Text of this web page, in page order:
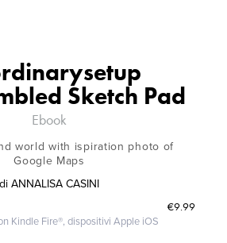
Sketch Pad
Ebook
world with ispiration photo of
Google Maps
di ANNALISA CASINI
€9.99
Kindle Fire®, dispositivi Apple iOS